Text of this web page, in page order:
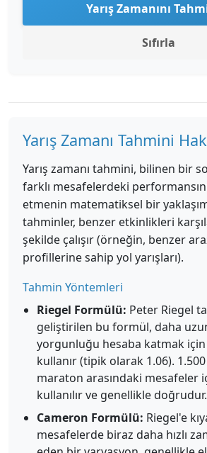
Yarış Zamanını
Sıfırla
Yarış Zamanı Tahmini
Yarış zamanı tahmini, bilinen bir
farklı mesafelerdeki
etmenin matematiksel bir
tahminler, benzer etkinlikleri
şekilde çalışır (örneğin, benzer
profillerine sahip yol yarışları).
Tahmin Yöntemleri
Riegel Formülü: Peter Riegel
geliştirilen bu formül, daha
yorgunluğu hesaba katmak için
kullanır (tipik olarak 1.06).
maraton arasındaki mesafeler
kullanılır ve genellikle doğrudur.
Cameron Formülü: Riegel'e
mesafelerde biraz daha hızlı